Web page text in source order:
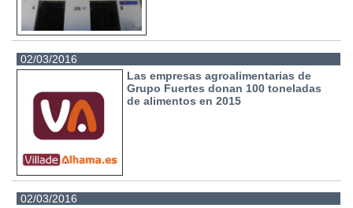
02/03/2016
Las empresas agroalimentarias de
Grupo Fuertes donan 100 toneladas
de alimentos en 2015
02/03/2016